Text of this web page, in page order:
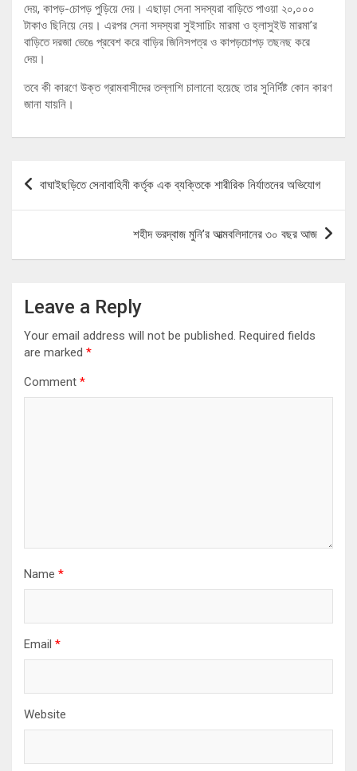
দেয়, কাপড়-চোপড় পুড়িয়ে দেয়। এছাড়া সেনা সদস্যরা বাড়িতে পাওয়া ২০,০০০
টাকাও ছিনিয়ে নেয়। এরপর সেনা সদস্যরা সুইসাচিং মারমা ও হ্লাসুইউ মারমা’র
বাড়িতে দরজা ভেঙে প্রবেশ করে বাড়ির জিনিসপত্র ও কাপড়চোপড় তছনছ করে
দেয়।
তবে কী কারণে উক্ত গ্রামবাসীদের তল্লাশি চালানো হয়েছে তার সুনির্দিষ্ট কোন কারণ
জানা যায়নি।
Post
navigation
বাঘাইছড়িতে সেনাবাহিনী কর্তৃক এক ব্যক্তিকে শারীরিক নির্যাতনের অভিযোগ
শহীদ ভরদ্বাজ মুনি’র আত্মবলিদানের ৩০ বছর আজ
Leave a Reply
Your email address will not be published. Required fields
are marked *
Comment *
Name *
Email *
Website